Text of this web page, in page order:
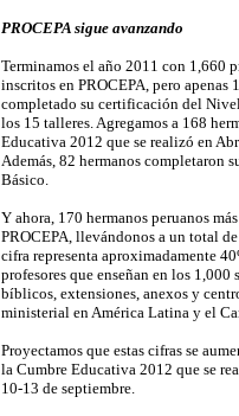
PROCEPA sigue avanzando
Terminamos el año 2011 con 1,660
inscritos en PROCEPA, pero apenas
completado su certificación del
los 15 talleres. Agregamos a 168
Educativa 2012 que se realizó en
Además, 82 hermanos completaron
Básico.
Y ahora, 170 hermanos peruanos
PROCEPA, llevándonos a un total
cifra representa aproximadamente
profesores que enseñan en los
bíblicos, extensiones, anexos y
ministerial en América Latina y el
Proyectamos que estas cifras se
la Cumbre Educativa 2012 que se
10-13 de septiembre.